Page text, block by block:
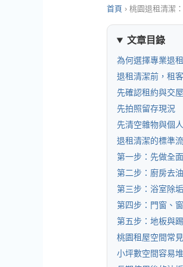
首頁 › 桃園退租清潔
文章目錄
為何選擇專業退
退租清潔前，租
先確認租約與交
先拍照留存現況
先清空雜物與個
退租清潔的標準
第一步：先做全
第二步：廚房去
第三步：浴室除
第四步：門窗、
第五步：地板與
桃園租屋空間常
小坪數空間容易